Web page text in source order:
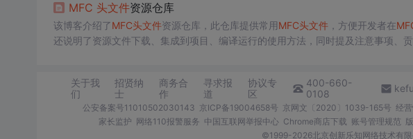
MFC 头文件资源仓库
该博客介绍了MFC头文件资源仓库，此仓库提供常用MFC头文件，方便开发者在
还说明了资源文件下载、集成到项目、编译运行的使用方法，同时提及注意事项、
关于我
们
招贤纳
士
商务合
作
寻求报
道
协议专
区
400-660-
0108
公安备案号11010502030143 京ICP备19004658号 京网文〔2020〕1039-165号 经
家长监护 网络110报警服务 中国互联网举报中心 Chrome商店下载 账号管理规范
©1999-2026北京创新乐知网络技术有限